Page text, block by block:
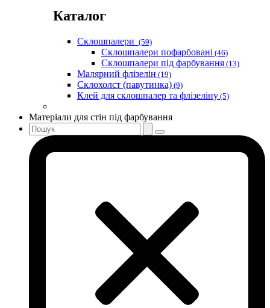
Каталог
Склошпалери (59)
Склошпалери пофарбовані (46)
Склошпалери під фарбування (13)
Малярний флізелін (19)
Склохолст (павутинка) (9)
Клей для склошпалер та флізеліну (5)
Матеріали для стін під фарбування